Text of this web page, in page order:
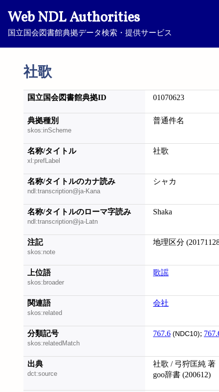
Web NDL Authorities
国立国会図書館典拠データ検索・提供サービス
社歌
国立国会図書館典拠ID 01070623
典拠種別
skos:inScheme
普通件名
名称/タイトル
xl:prefLabel
社歌
名称/タイトルのカナ読み
ndl:transcription@ja-Kana
シャカ
名称/タイトルのローマ字読み
ndl:transcription@ja-Latn
Shaka
注記
skos:note
地理区分
上位語
skos:broader
歌謡
関連語
skos:related
会社
分類記号
skos:relatedMatch
767.6 (NDC10);
出典
dct:source
社歌 / 弓狩匡純 著
goo辞書 (200612)